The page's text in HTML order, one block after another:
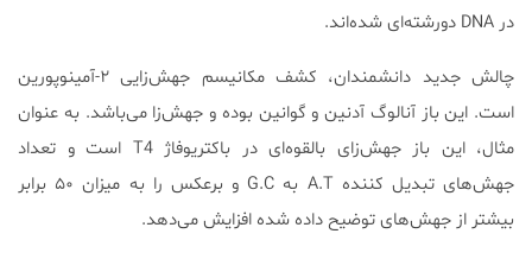
در DNA دورشته‌ای شده‌اند.
چالش جدید دانشمندان، کشف مکانیسم جهش‌زایی ۲-آمینوپورین
است. این باز آنالوگ آدنین و گوانین بوده و جهش‌زا می‌باشد. به عنوان
مثال، این باز جهش‌زای بالقوه‌ای در باکتریوفاژ T4 است و تعداد
جهش‌های تبدیل کننده A.T به G.C و برعکس را به میزان ۵۰ برابر
بیشتر از جهش‌های توضیح داده شده افزایش می‌دهد.